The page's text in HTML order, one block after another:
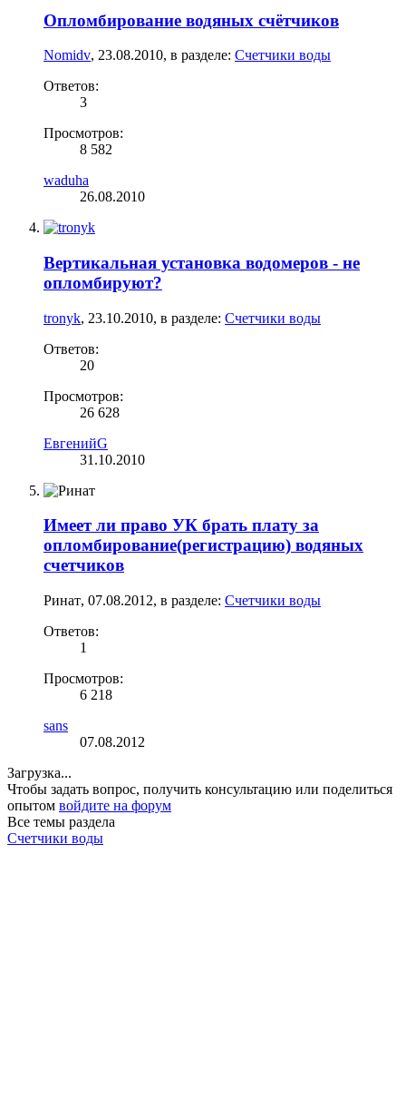
Опломбирование водяных счётчиков
Nomidv, 23.08.2010, в разделе: Счетчики воды
Ответов:
3
Просмотров:
8 582
waduha
26.08.2010
Вертикальная установка водомеров - не
опломбируют?
tronyk, 23.10.2010, в разделе: Счетчики воды
Ответов:
20
Просмотров:
26 628
ЕвгенийG
31.10.2010
Имеет ли право УК брать плату за
опломбирование(регистрацию) водяных
счетчиков
Ринат, 07.08.2012, в разделе: Счетчики воды
Ответов:
1
Просмотров:
6 218
sans
07.08.2012
Загрузка...
Чтобы задать вопрос, получить консультацию или поделиться
опытом войдите на форум
Все темы раздела
Счетчики воды